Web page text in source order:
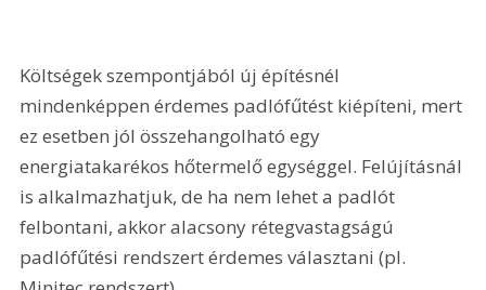
Költségek szempontjából új építésnél
mindenképpen érdemes padlófűtést kiépíteni, mert
ez esetben jól összehangolható egy
energiatakarékos hőtermelő egységgel. Felújításnál
is alkalmazhatjuk, de ha nem lehet a padlót
felbontani, akkor alacsony rétegvastagságú
padlófűtési rendszert érdemes választani (pl.